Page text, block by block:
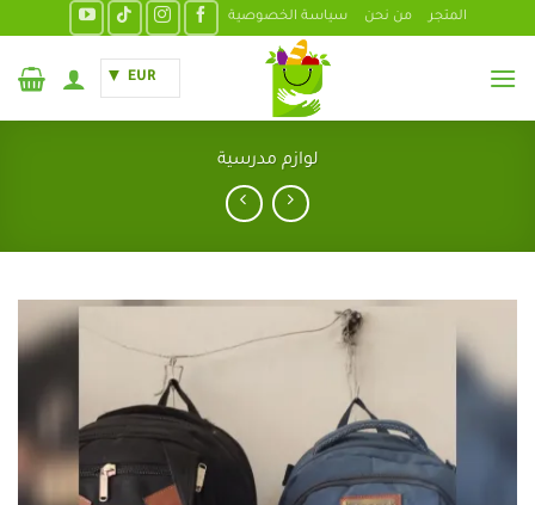
المتجر من نحن سياسة الخصوصية
EUR
لوازم مدرسية